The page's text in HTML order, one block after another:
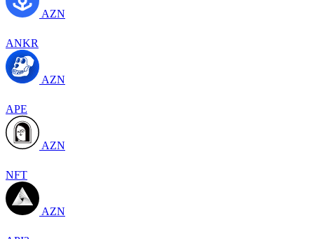
AZN
ANKR
AZN
APE
AZN
NFT
AZN